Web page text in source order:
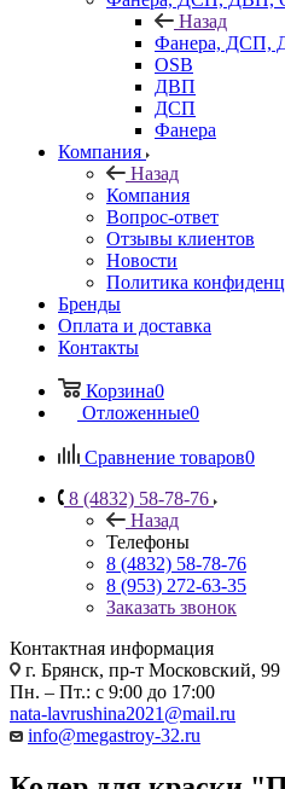
Назад
Фанера, ДСП,
OSB
ДВП
ДСП
Фанера
Компания
Назад
Компания
Вопрос-ответ
Отзывы клиентов
Новости
Политика
Бренды
Оплата и доставка
Контакты
Корзина0
Отложенные0
Сравнение товаров0
8 (4832) 58-78-76
Назад
Телефоны
8 (4832) 58-78-76
8 (953) 272-63-35
Заказать звонок
Контактная информация
г. Брянск, пр-т Московский, 99
Пн. – Пт.: с 9:00 до 17:00
nata-lavrushina2021@mail.ru
info@megastroy-32.ru